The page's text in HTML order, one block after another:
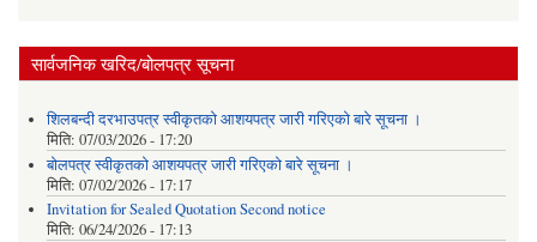
सार्वजनिक खरिद/बोलपत्र सूचना
शिलबन्दी दरभाउपत्र स्वीकृतको आशयपत्र जारी गरिएको बारे सूचना ।
मिति: 07/03/2026 - 17:20
बोलपत्र स्वीकृतको आशयपत्र जारी गरिएको बारे सूचना ।
मिति: 07/02/2026 - 17:17
Invitation for Sealed Quotation Second notice
मिति: 06/24/2026 - 17:13